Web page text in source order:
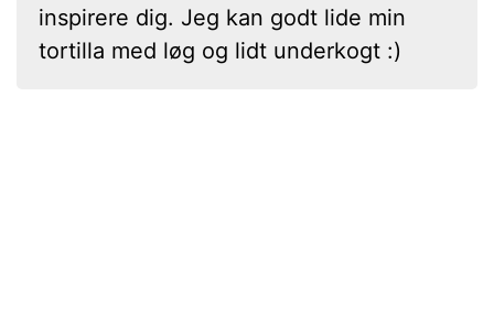
inspirere dig. Jeg kan godt lide min
tortilla med løg og lidt underkogt :)